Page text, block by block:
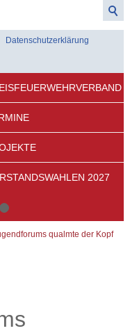
Datenschutzerklärung
2027
qualmte der Kopf